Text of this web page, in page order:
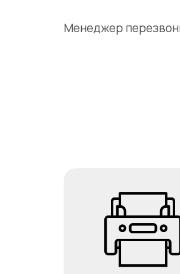
Менеджер